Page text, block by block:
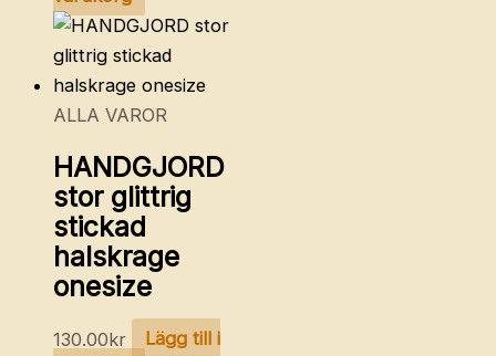
ALLA VAROR
HANDGJORD
stor glittrig
stickad
halskrage
onesize
130.00kr
Lägg till i